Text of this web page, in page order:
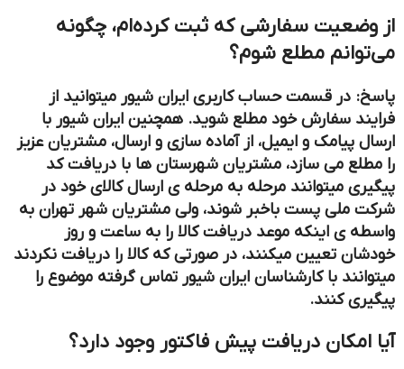
از وضعیت سفارشی که ثبت کرده‏‌ام، چگونه
می‌‏توانم مطلع شوم؟
پاسخ: در قسمت حساب کاربری ایران شیور میتوانید از
فرایند سفارش خود مطلع شوید. همچنین ایران شیور با
ارسال پیامک‏ و ایمیل، از آماده سازی و ارسال، مشتریان عزیز
را مطلع می سازد، مشتریان شهرستان ها با دریافت کد
پیگیری میتوانند مرحله به مرحله ی ارسال کالای خود در
شرکت ملی پست باخبر شوند، ولی مشتریان شهر تهران به
واسطه ی اینکه موعد دریافت کالا را به ساعت و روز
خودشان تعیین میکنند، در صورتی که کالا را دریافت نکردند
میتوانند با کارشناسان ایران شیور تماس گرفته موضوع را
پیگیری کنند.
آیا امکان دریافت پیش فاکتور وجود دارد؟